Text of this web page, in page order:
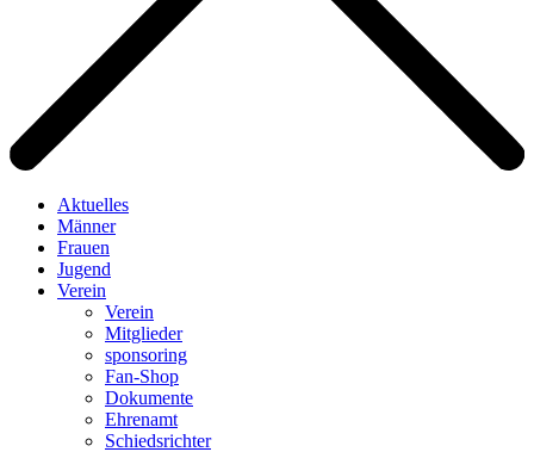
Aktuelles
Männer
Frauen
Jugend
Verein
Verein
Mitglieder
sponsoring
Fan-Shop
Dokumente
Ehrenamt
Schiedsrichter